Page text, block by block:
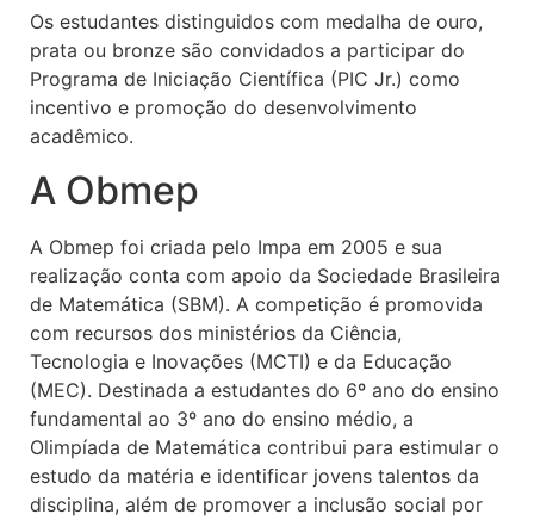
Os estudantes distinguidos com medalha de ouro,
prata ou bronze são convidados a participar do
Programa de Iniciação Científica (PIC Jr.) como
incentivo e promoção do desenvolvimento
acadêmico.
A Obmep
A Obmep foi criada pelo Impa em 2005 e sua
realização conta com apoio da Sociedade Brasileira
de Matemática (SBM). A competição é promovida
com recursos dos ministérios da Ciência,
Tecnologia e Inovações (MCTI) e da Educação
(MEC). Destinada a estudantes do 6º ano do ensino
fundamental ao 3º ano do ensino médio, a
Olimpíada de Matemática contribui para estimular o
estudo da matéria e identificar jovens talentos da
disciplina, além de promover a inclusão social por